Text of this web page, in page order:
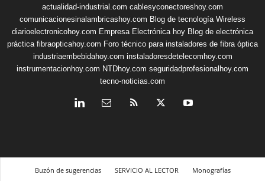
actualidad-industrial.com cablesyconectoreshoy.com
comunicacionesinalambricashoy.com Blog de tecnología Wireless
diarioelectronicohoy.com Empresa Electrónica hoy Blog de electrónica
práctica fibraopticahoy.com Foro técnico para instaladores de fibra óptica
industriaembebidahoy.com instaladoresdetelecomhoy.com
instrumentacionhoy.com NTDhoy.com seguridadprofesionalhoy.com
tecno-noticias.com
Buzón de sugerencias SERVICIO AL LECTOR
Monografías